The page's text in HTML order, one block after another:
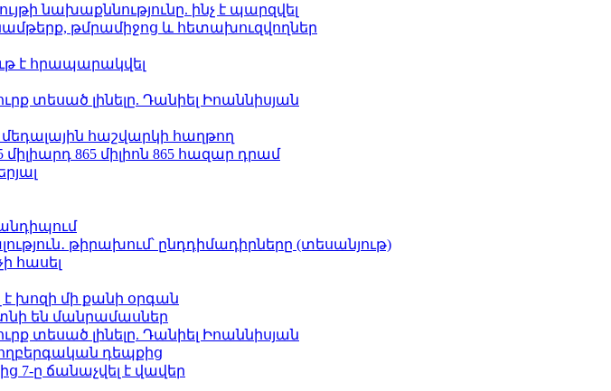
նախաքննությունը. ինչ է պարզվել
թմրամիջոց և հետախուզվողներ
է հրապարակվել
տեսած լինելը. Դանիել Իոաննիսյան
հաշվարկի հաղթող
865 միլիոն 865 հազար դրամ
թիրախում՝ ընդդիմադիրները (տեսանյութ)
հասել
խոզի մի քանի օրգան
են մանրամասներ
տեսած լինելը. Դանիել Իոաննիսյան
դեպքից
7-ը ճանաչվել է վավեր